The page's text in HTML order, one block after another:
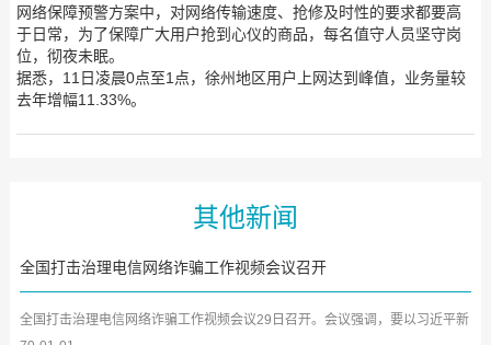
网络保障预警方案中，对网络传输速度、抢修及时性的要求都要高
于日常，为了保障广大用户抢到心仪的商品，每名值守人员坚守岗
位，彻夜未眠。
据悉，11日凌晨0点至1点，徐州地区用户上网达到峰值，业务量较
去年增幅11.33%。
其他新闻
全国打击治理电信网络诈骗工作视频会议召开
全国打击治理电信网络诈骗工作视频会议29日召开。会议强调，要以习近平新